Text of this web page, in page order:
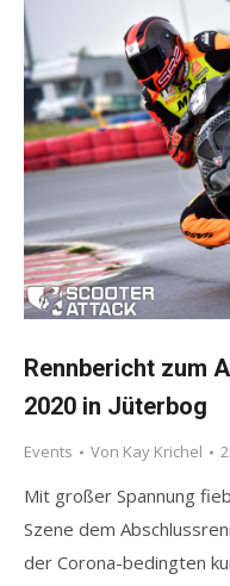
Rennbericht zum
2020 in Jüterbog
Events Von Kay Krichel
Mit großer Spannung
Szene dem
der Corona-bedingten